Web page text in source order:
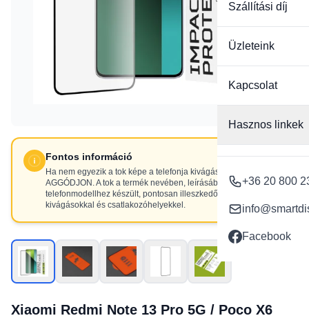
Szállítási díj
Üzleteink
Kapcsolat
Hasznos linkek
+36 20 800
Facebook
Fontos információ
Ha nem egyezik a tok képe a telefonja kivágásaival, NE
AGGÓDJON. A tok a termék nevében, leírásában szereplő
telefonmodellhez készült, pontosan illeszkedő
kivágásokkal és csatlakozóhelyekkel.
Xiaomi Redmi Note 13 Pro 5G / Poco X6